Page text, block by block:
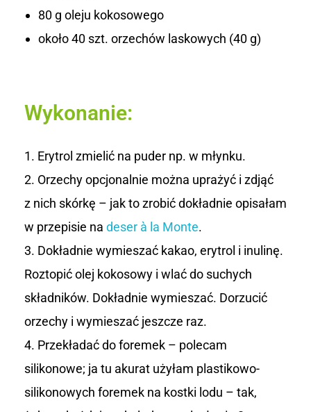
80 g oleju kokosowego
około 40 szt. orzechów laskowych (40 g)
Wykonanie:
Erytrol zmielić na puder np. w młynku.
Orzechy opcjonalnie można uprażyć i zdjąć
z nich skórkę – jak to zrobić dokładnie opisałam
w przepisie na deser à la Monte.
Dokładnie wymieszać kakao, erytrol i inulinę.
Roztopić olej kokosowy i wlać do suchych
składników. Dokładnie wymieszać. Dorzucić
orzechy i wymieszać jeszcze raz.
Przekładać do foremek – polecam
silikonowe; ja tu akurat użyłam plastikowo-
silikonowych foremek na kostki lodu – tak,